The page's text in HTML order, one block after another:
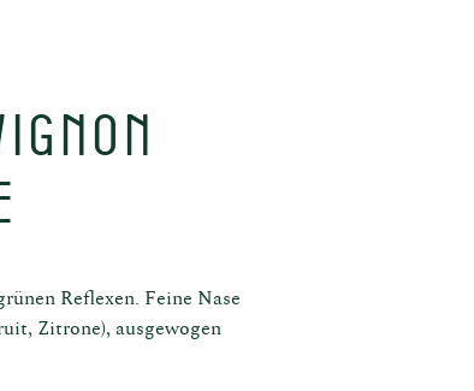
Reflexen. Feine Nase
Zitrone), ausgewogen